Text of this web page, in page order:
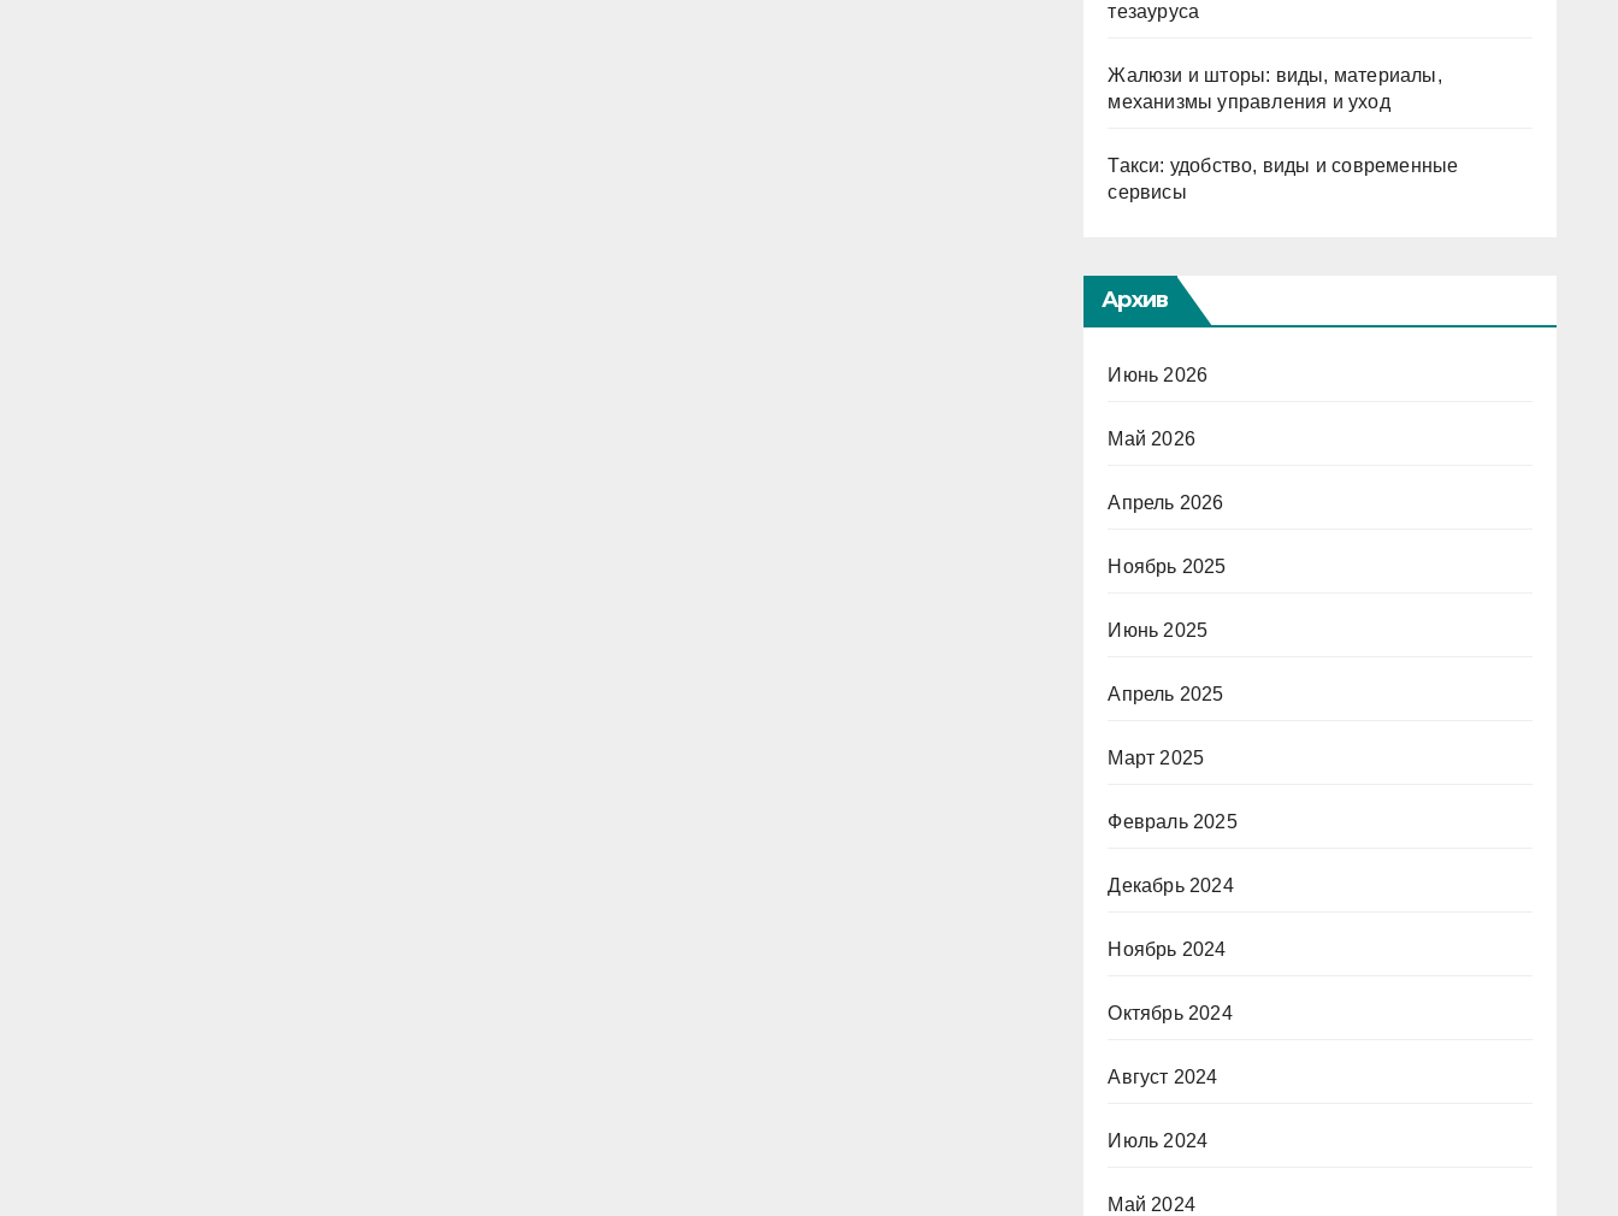
тезауруса
Жалюзи и шторы: виды, материалы,
механизмы управления и уход
Такси: удобство, виды и современные
сервисы
Архив
Июнь 2026
Май 2026
Апрель 2026
Ноябрь 2025
Июнь 2025
Апрель 2025
Март 2025
Февраль 2025
Декабрь 2024
Ноябрь 2024
Октябрь 2024
Август 2024
Июль 2024
Май 2024